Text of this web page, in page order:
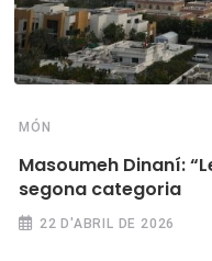
MÓN
Masoumeh Dinaní:
segona categoria
22 D'ABRIL DE 2026